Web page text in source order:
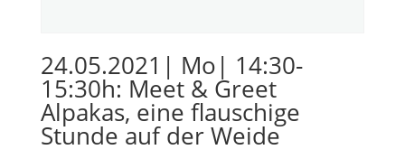
24.05.2021| Mo| 14:30-
15:30h: Meet & Greet
Alpakas, eine flauschige
Stunde auf der Weide